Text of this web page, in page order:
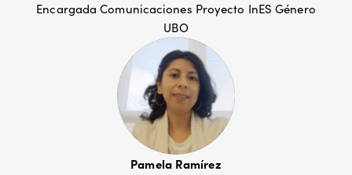
Encargada Comunicaciones Proyecto InES Género
UBO
Pamela Ramírez